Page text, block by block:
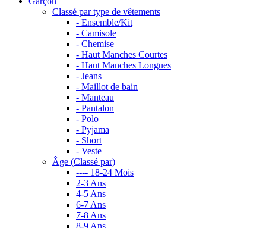
Classé par type de vêtements
- Ensemble/Kit
- Camisole
- Chemise
- Haut Manches Courtes
- Haut Manches Longues
- Jeans
- Maillot de bain
- Manteau
- Pantalon
- Polo
- Pyjama
- Short
- Veste
Âge (Classé par)
---- 18-24 Mois
2-3 Ans
4-5 Ans
6-7 Ans
7-8 Ans
8-9 Ans